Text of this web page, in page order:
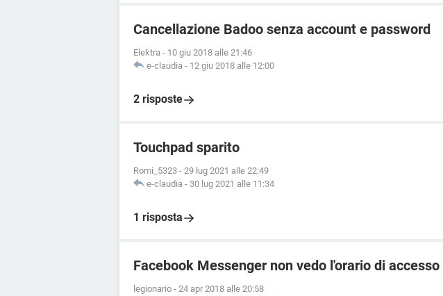
Cancellazione Badoo senza account e password
Elektra - 10 giu 2018 alle 21:46
e-claudia - 12 giu 2018 alle 12:00
2 risposte
Touchpad sparito
Romi_5323 - 29 lug 2021 alle 22:49
e-claudia - 30 lug 2021 alle 11:34
1 risposta
Facebook Messenger non vedo l'orario di accesso
legionario - 24 apr 2018 alle 20:58